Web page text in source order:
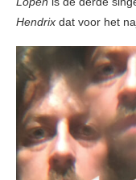
Hendrix dat voor het